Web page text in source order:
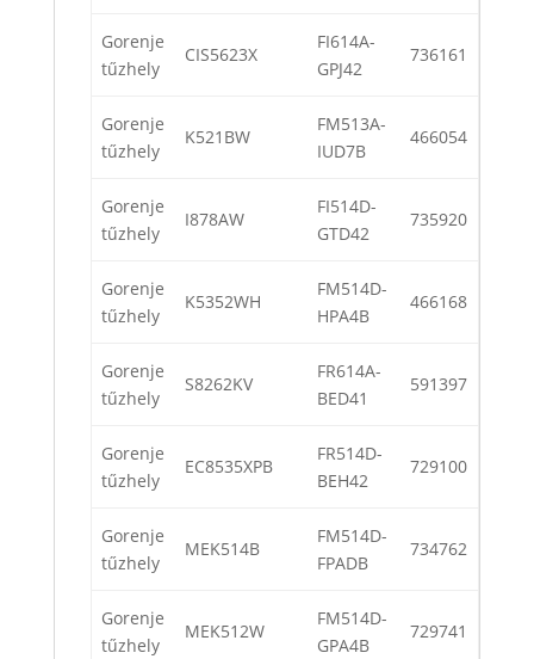
Gorenje
tűzhely
CIS5623X
FI614A-
GPJ42
736161
Gorenje
tűzhely
K521BW
FM513A-
IUD7B
466054
Gorenje
tűzhely
I878AW
FI514D-
GTD42
735920
Gorenje
tűzhely
K5352WH
FM514D-
HPA4B
466168
Gorenje
tűzhely
S8262KV
FR614A-
BED41
591397
Gorenje
tűzhely
EC8535XPB
FR514D-
BEH42
729100
Gorenje
tűzhely
MEK514B
FM514D-
FPADB
734762
Gorenje
tűzhely
MEK512W
FM514D-
GPA4B
729741